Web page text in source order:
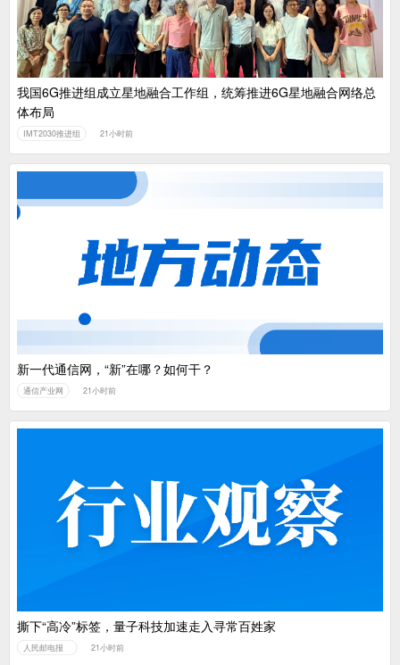
我国6G推进组成立星地融合工作组，统筹推进6G星地融合网络总
体布局
IMT2030推进组 21小时前
新一代通信网，“新”在哪？如何干？
通信产业网 21小时前
撕下“高冷”标签，量子科技加速走入寻常百姓家
人民邮电报 21小时前